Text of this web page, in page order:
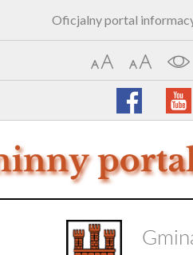
Oficjalny portal